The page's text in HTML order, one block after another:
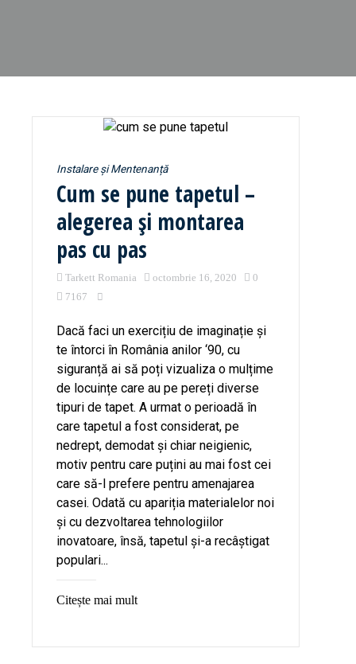
Instalare și Mentenanță
Cum se pune tapetul –
alegerea și montarea
pas cu pas
Tarkett Romania octombrie 16, 2020
0
7167
Dacă faci un exercițiu de imaginație și
te întorci în România anilor ‘90, cu
siguranță ai să poți vizualiza o mulțime
de locuințe care au pe pereți diverse
tipuri de tapet. A urmat o perioadă în
care tapetul a fost considerat, pe
nedrept, demodat și chiar neigienic,
motiv pentru care puțini au mai fost cei
care să-l prefere pentru amenajarea
casei. Odată cu apariția materialelor noi
și cu dezvoltarea tehnologiilor
inovatoare, însă, tapetul și-a recâștigat
populari...
Citește mai mult